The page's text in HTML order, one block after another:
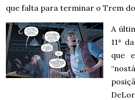
que falta para terminar o Trem do
A
11ª
que